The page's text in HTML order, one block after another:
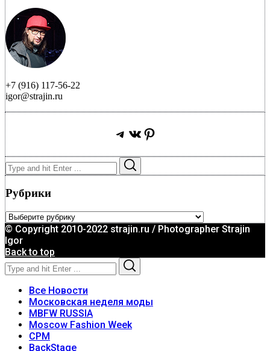
+7 (916) 117-56-22
igor@strajin.ru
Telegram
ВКонтакте
Pinterest
Search
for:
Рубрики
Рубрики
© Copyright 2010-2022 strajin.ru / Photographer Strajin
Igor
Back to top
Search
for:
Все Новости
Московская неделя моды
MBFW RUSSIA
Moscow Fashion Week
CPM
BackStage